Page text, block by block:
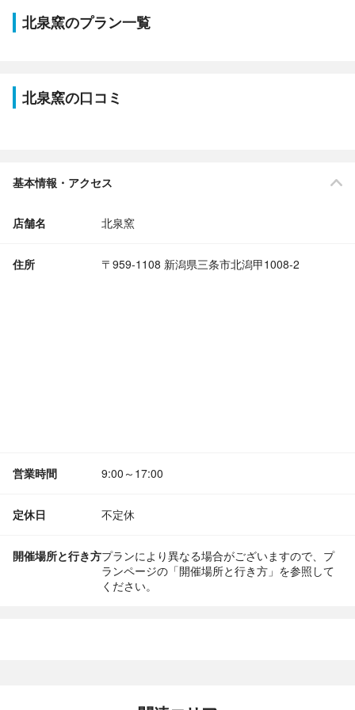
北泉窯のプラン一覧
北泉窯の口コミ
基本情報・アクセス
店舗名 北泉窯
住所 〒959-1108 新潟県三条市北潟甲1008-2
営業時間 9:00～17:00
定休日 不定休
開催場所と行き方プランにより異なる場合がございますので、プ
ランページの「開催場所と行き方」を参照して
ください。